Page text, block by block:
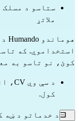
ملاتړ
کوئ، نو تاسو به
کول.
د خدماتو د ښه